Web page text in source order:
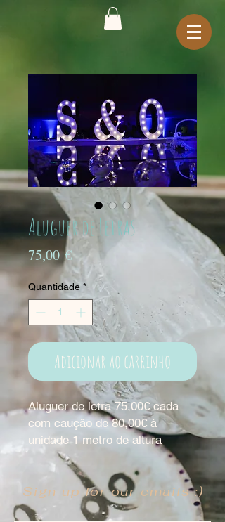
Aluguer de Letras
75,00 €Preço
Quantidade *
Adicionar ao carrinho
Aluguer de letra 75,00€ cada
com caução de 80,00€ à
unidade 1 metro de altura
Sign up for our emails :)